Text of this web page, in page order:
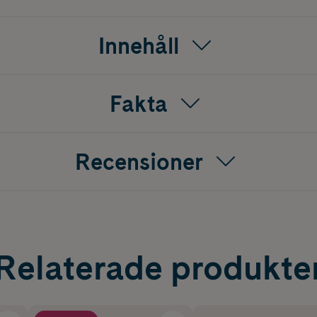
konturformade designen minskar klumpar bakom knäet och
(syntetgummi), 10% Coolmax (polyester), 10% nylon.
och som behöver ett stöd som både
Innehåll
Fakta
Recensioner